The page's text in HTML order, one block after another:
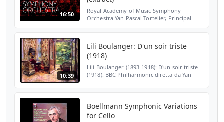
16:50
Royal Academy of Music Symphony
Orchestra Yan Pascal Tortelier, Principal
10:39
Lili Boulanger: D'un soir triste
(1918)
Lili Boulanger (1893-1918): D'un soir triste
(1918). BBC Philharmonic diretta da Yan
Boellmann Symphonic Variations
for Cello